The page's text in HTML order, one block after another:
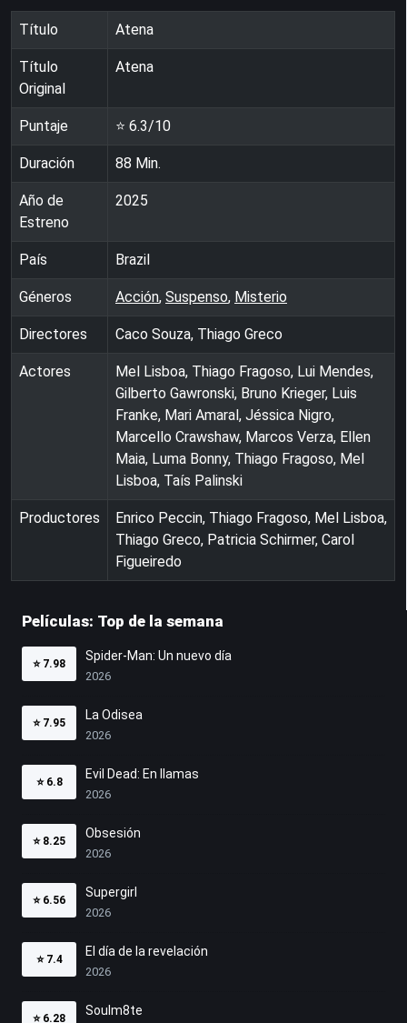
Título Atena
Título
Original
Atena
Puntaje ⭐ 6.3/10
Duración 88 Min.
Año de
Estreno
2025
País Brazil
Géneros Acción, Suspenso, Misterio
Directores Caco Souza, Thiago Greco
Actores
Mel Lisboa, Thiago Fragoso, Lui Mendes,
Gilberto Gawronski, Bruno Krieger, Luis
Franke, Mari Amaral, Jéssica Nigro,
Marcello Crawshaw, Marcos Verza, Ellen
Maia, Luma Bonny, Thiago Fragoso, Mel
Lisboa, Taís Palinski
Productores
Enrico Peccin, Thiago Fragoso, Mel Lisboa,
Thiago Greco, Patricia Schirmer, Carol
Figueiredo
Películas: Top de la semana
⭐ 7.98
Spider-Man: Un nuevo día
2026
⭐ 7.95
La Odisea
2026
⭐ 6.8
Evil Dead: En llamas
2026
⭐ 8.25
Obsesión
2026
⭐ 6.56
Supergirl
2026
⭐ 7.4
El día de la revelación
2026
⭐ 6.28
Soulm8te